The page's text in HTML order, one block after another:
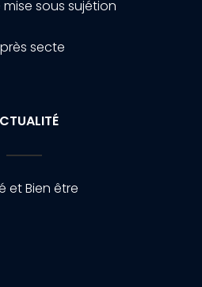
sous sujétion
secte
et Bien être